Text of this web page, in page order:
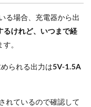
る場合、充電器から出
るけれど、いつまで経
。
られる出力は5V-1.5A
れているので確認して